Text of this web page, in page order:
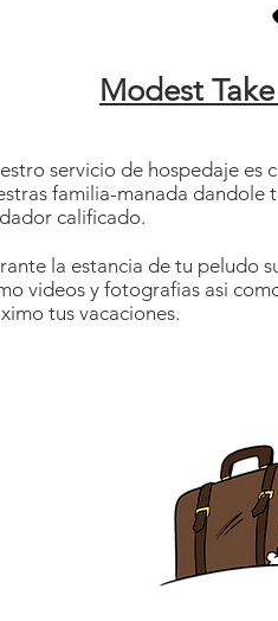
Modest
servicio de hospedaje es
familia-manada dandole
calificado.
la estancia de tu peludo
videos y fotografias asi
tus vacaciones.